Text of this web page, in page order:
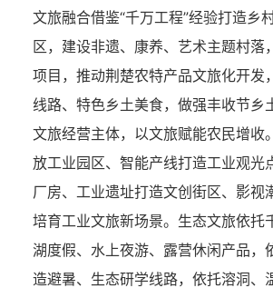
文旅融合借鉴“千万工程”经验打造乡
区，建设非遗、康养、艺术主题村落
项目，推动荆楚农特产品文旅化开发
线路、特色乡土美食，做强丰收节乡
文旅经营主体，以文旅赋能农民增收
放工业园区、智能产线打造工业观光
厂房、工业遗址打造文创街区、影视
培育工业文旅新场景。生态文旅依托
湖度假、水上夜游、露营休闲产品，
造避暑、生态研学线路，依托溶洞、